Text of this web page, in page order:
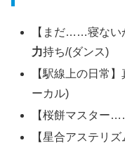
【まだ……寝な
力持ち/(ダンス)
【駅線上の日常】
ーカル)
【桜餅マスター
【星合アステリ